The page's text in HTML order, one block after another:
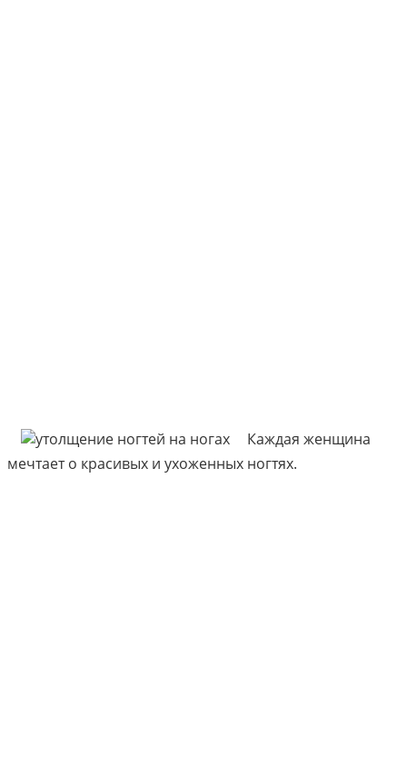
Каждая женщина
мечтает о красивых и ухоженных ногтях.